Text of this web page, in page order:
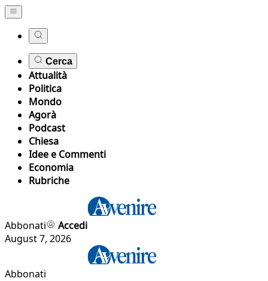
Cerca
Attualità
Politica
Mondo
Agorà
Podcast
Chiesa
Idee e Commenti
Economia
Rubriche
Abbonati
Accedi
August 7, 2026
Abbonati